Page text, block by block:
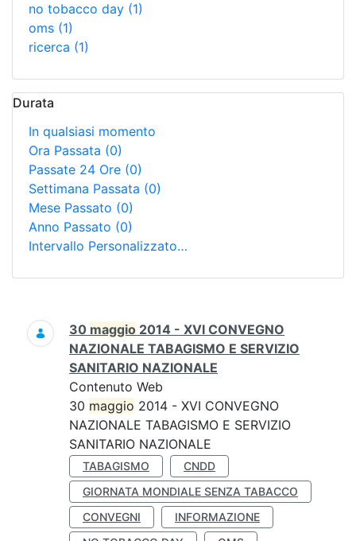
no tobacco day (1)
oms (1)
ricerca (1)
Durata
In qualsiasi momento
Ora Passata (0)
Passate 24 Ore (0)
Settimana Passata (0)
Mese Passato (0)
Anno Passato (0)
Intervallo Personalizzato…
Ricerca
30 maggio 2014 - XVI CONVEGNO
NAZIONALE TABAGISMO E SERVIZIO
SANITARIO NAZIONALE
Contenuto Web
30 maggio 2014 - XVI CONVEGNO
NAZIONALE TABAGISMO E SERVIZIO
SANITARIO NAZIONALE
TABAGISMO
CNDD
GIORNATA MONDIALE SENZA TABACCO
CONVEGNI
INFORMAZIONE